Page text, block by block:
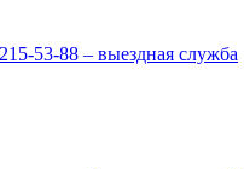
53-88 – выездная служба